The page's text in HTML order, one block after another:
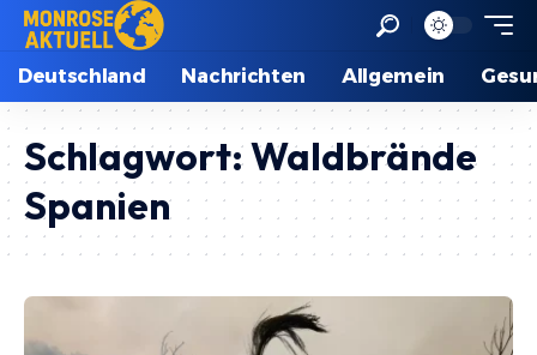
Deutschland Nachrichten Allgemein
Schlagwort:Waldbrände
Spanien